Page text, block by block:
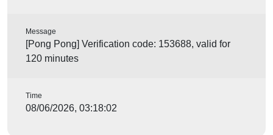
Message
[Pong Pong] Verification code: 153688, valid for
120 minutes
Time
08/06/2026, 03:18:02